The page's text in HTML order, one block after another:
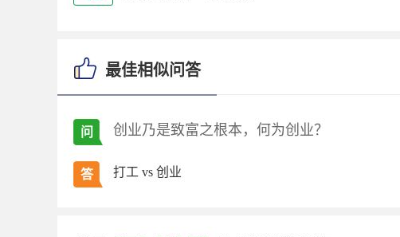
最佳相似问答
问 创业乃是致富之根本，何为创业？
答 打工 vs 创业